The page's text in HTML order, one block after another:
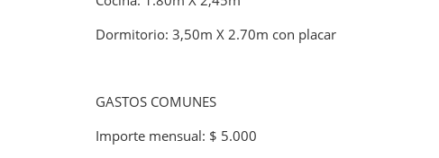
Dormitorio: 3,50m X 2.70m con placar
GASTOS COMUNES
Importe mensual: $ 5.000